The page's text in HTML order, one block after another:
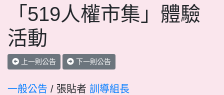
「519人權市集」體驗
活動
上一則公告 下一則公告
一般公告 / 張貼者 訓導組長